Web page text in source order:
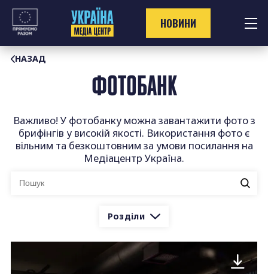
Перейти
контенту
НОВИНИ
НАЗАД
ФОТОБАНК
Важливо! У фотобанку можна завантажити фото з
брифінгів у високій якості. Використання фото є
вільним та безкоштовним за умови посилання на
Медіацентр Україна.
Ви
шукали:
Розділи